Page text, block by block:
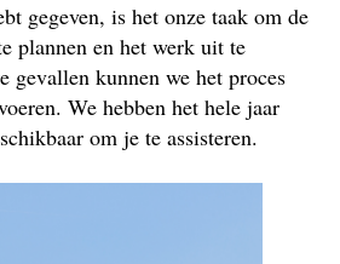
gegeven, is het onze taak om de
plannen en het werk uit te
gevallen kunnen we het proces
We hebben het hele jaar
om je te assisteren.